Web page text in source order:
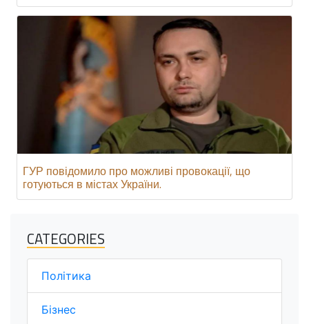
ГУР повідомило про можливі провокації, що
готуються в містах України.
CATEGORIES
Політика
Бізнес